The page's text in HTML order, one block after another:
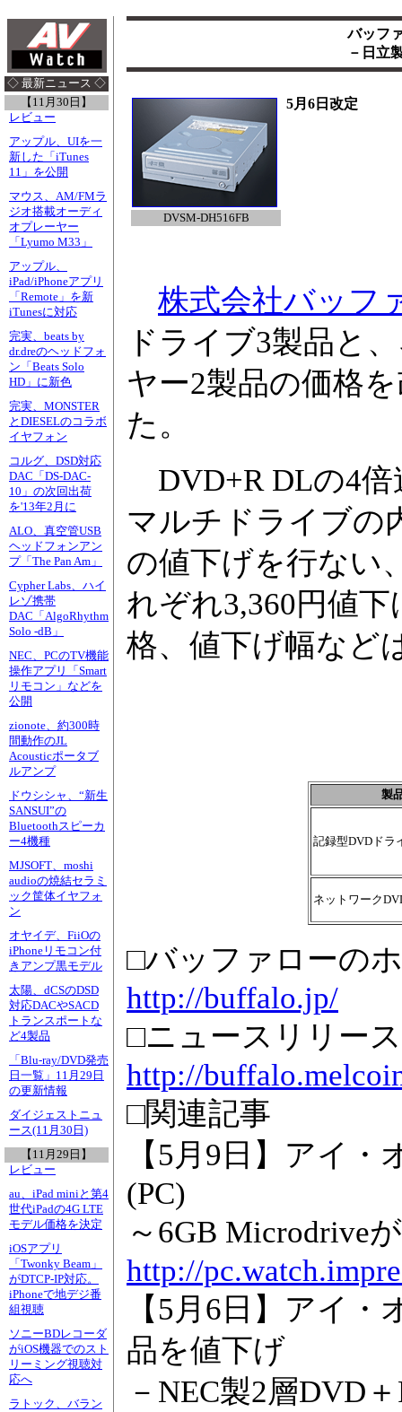
◇ 最新ニュース ◇
【11月30日】
レビュー
アップル、UIを一
新した「iTunes
11」を公開
マウス、AM/FMラ
ジオ搭載オーディ
オプレーヤー
「Lyumo M33」
アップル、
iPad/iPhoneアプリ
「Remote」を新
iTunesに対応
完実、beats by
dr.dreのヘッドフォ
ン「Beats Solo
HD」に新色
完実、MONSTER
とDIESELのコラボ
イヤフォン
コルグ、DSD対応
DAC「DS-DAC-
10」の次回出荷
を'13年2月に
ALO、真空管USB
ヘッドフォンアン
プ「The Pan Am」
Cypher Labs、ハイ
レゾ携帯
DAC「AlgoRhythm
Solo -dB」
NEC、PCのTV機能
操作アプリ「Smart
リモコン」などを
公開
zionote、約300時
間動作のJL
Acousticポータブ
ルアンプ
ドウシシャ、“新生
SANSUI”の
Bluetoothスピーカ
ー4機種
MJSOFT、moshi
audioの焼結セラミ
ック筐体イヤフォ
ン
オヤイデ、FiiOの
iPhoneリモコン付
きアンプ黒モデル
太陽、dCSのDSD
対応DACやSACD
トランスポートな
ど4製品
「Blu-ray/DVD発売
日一覧」11月29日
の更新情報
ダイジェストニュ
ース(11月30日)
【11月29日】
レビュー
au、iPad miniと第4
世代iPadの4G LTE
モデル価格を決定
iOSアプリ
「Twonky Beam」
がDTCP-IP対応。
iPhoneで地デジ番
組視聴
ソニーBDレコーダ
がiOS機器でのスト
リーミング視聴対
応へ
ラトック、バラン
バッフ
－日立
DVSM-DH516FB
5月6日改定
株式会社バッフ
ドライブ3製品と
ヤー2製品の価格
た。
DVD+R DLの4倍
マルチドライブの
の値下げを行ない
れぞれ3,360円値
格、値下げ幅など
製
記録型DVDドラ
ネットワーク
□バッファローの
http://buffalo.jp/
□ニュースリリース
http://
□関連記事
【5月9日】アイ
(PC)
～6GB Microdrive
http://
【5月6日】アイ
品を値下げ
－NEC製2層DVD